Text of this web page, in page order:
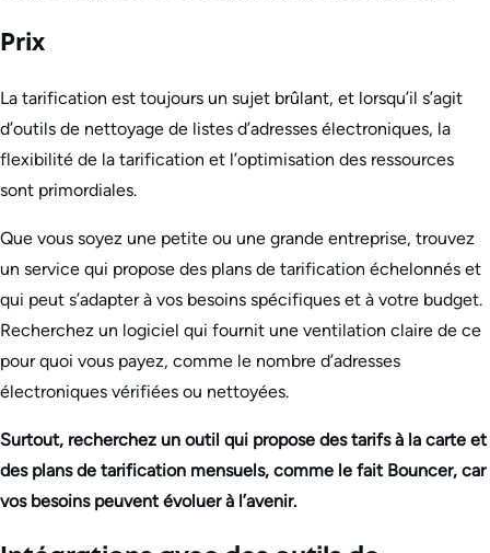
Prix
La tarification est toujours un sujet brûlant, et lorsqu’il s’agit
d’outils de nettoyage de listes d’adresses électroniques, la
flexibilité de la tarification et l’optimisation des ressources
sont primordiales.
Que vous soyez une petite ou une grande entreprise, trouvez
un service qui propose des plans de tarification échelonnés et
qui peut s’adapter à vos besoins spécifiques et à votre budget.
Recherchez un logiciel qui fournit une ventilation claire de ce
pour quoi vous payez, comme le nombre d’adresses
électroniques vérifiées ou nettoyées.
Surtout, recherchez un outil qui propose des tarifs à la carte et
des plans de tarification mensuels, comme le fait Bouncer, car
vos besoins peuvent évoluer à l’avenir.